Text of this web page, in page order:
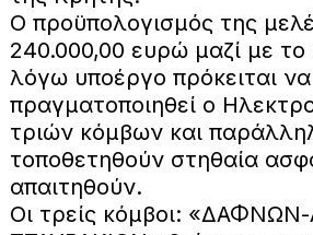
Ο προϋπολογισμός της
240.000,00 ευρώ μαζί με
λόγω υποέργο πρόκειται να
πραγματοποιηθεί ο
τριών κόμβων και
τοποθετηθούν στηθαία
απαιτηθούν.
Οι τρείς κόμβοι: